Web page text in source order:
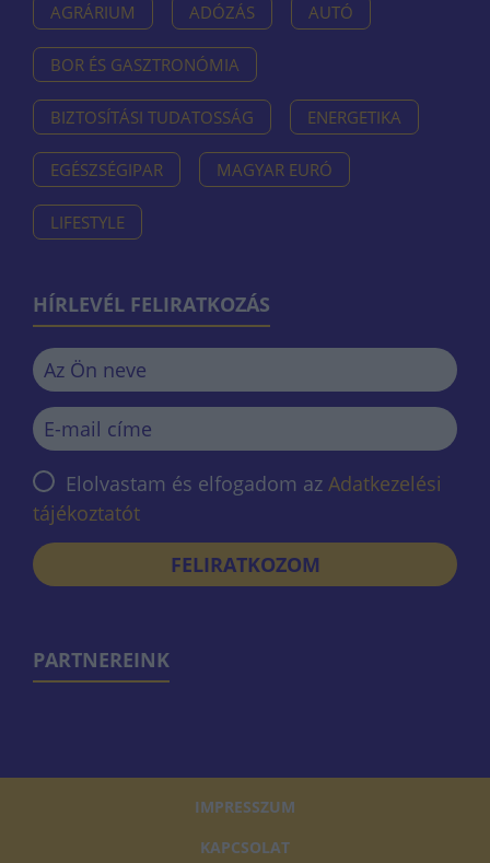
AGRÁRIUM ADÓZÁS AUTÓ
BOR ÉS GASZTRONÓMIA
BIZTOSÍTÁSI TUDATOSSÁG ENERGETIKA
EGÉSZSÉGIPAR MAGYAR EURÓ
LIFESTYLE
HÍRLEVÉL FELIRATKOZÁS
Elolvastam és elfogadom az Adatkezelési
tájékoztatót
FELIRATKOZOM
PARTNEREINK
IMPRESSZUM
KAPCSOLAT